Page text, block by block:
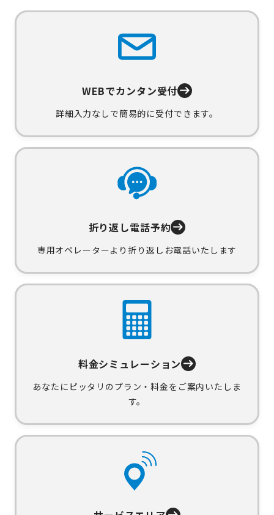
WEBでカンタン受付
詳細入力なしで簡易的に受付できます。
折り返し電話予約
専用オペレーターより折り返しお電話いたします
料金シミュレーション
あなたにピッタリのプラン・料金をご案内いたしま
す。